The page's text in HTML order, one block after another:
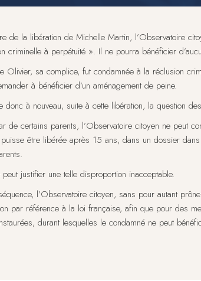
de la libération de Michelle Martin, l’Observatoire
criminelle à perpétuité ». Il ne pourra bénéficier
Olivier, sa complice, fut condamnée à la réclusion
à bénéficier d’un aménagement de peine.
donc à nouveau, suite à cette libération, la question
de certains parents, l’Observatoire citoyen ne peut
être libérée après 15 ans, dans un dossier
peut justifier une telle disproportion inacceptable.
l’Observatoire citoyen, sans pour autant
par référence à la loi française, afin que pour des
durant lesquelles le condamné ne peut